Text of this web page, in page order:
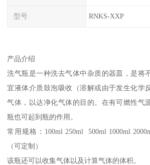
型号 RNKS-XXP
产品介绍
洗气瓶是一种洗去气体中杂质的器皿，是将
宜液体介质鼓泡吸收（溶解或由于发生化学
气体，以达净化气体的目的。在有可燃性气
瓶也可起到瓶的作用。
常用规格：100ml 250ml 500ml 1000ml
（可定制）
该瓶还可以收集气体以及计算气体的体积。